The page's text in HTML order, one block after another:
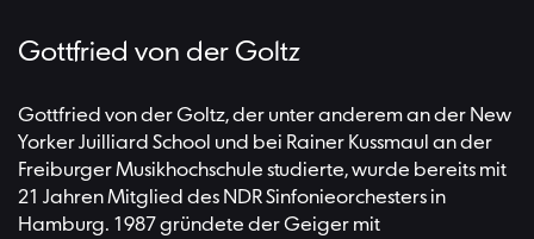
Gottfried von der Goltz
Gottfried von der Goltz, der unter anderem an der New
Yorker Juilliard School und bei Rainer Kussmaul an der
Freiburger Musikhochschule studierte, wurde bereits mit
21 Jahren Mitglied des NDR Sinfonieorchesters in
Hamburg. 1987 gründete der Geiger mit